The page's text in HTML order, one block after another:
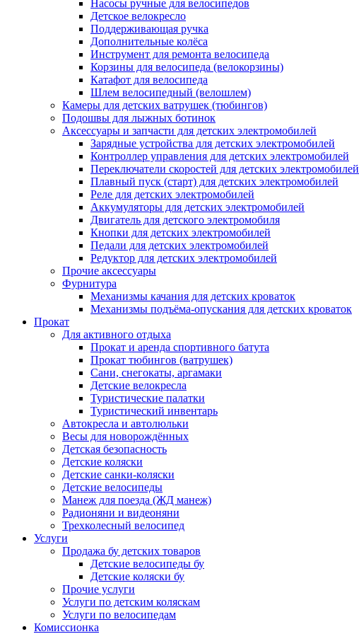
Насосы ручные для велосипедов
Детское велокресло
Поддерживающая ручка
Дополнительные колёса
Инструмент для ремонта велосипеда
Корзины для велосипеда (велокорзины)
Катафот для велосипеда
Шлем велосипедный (велошлем)
Камеры для детских ватрушек (тюбингов)
Подошвы для лыжных ботинок
Аксессуары и запчасти для детских электромобилей
Зарядные устройства для детских электромобилей
Контроллер управления для детских электромобилей
Переключатели скоростей для детских электромобилей
Плавный пуск (старт) для детских электромобилей
Реле для детских электромобилей
Аккумуляторы для детских электромобилей
Двигатель для детского электромобиля
Кнопки для детских электромобилей
Педали для детских электромобилей
Редуктор для детских электромобилей
Прочие аксессуары
Фурнитура
Механизмы качания для детских кроваток
Механизмы подъёма-опускания для детских кроваток
Прокат
Для активного отдыха
Прокат и аренда спортивного батута
Прокат тюбингов (ватрушек)
Сани, снегокаты, аргамаки
Детские велокресла
Туристические палатки
Туристический инвентарь
Автокресла и автолюльки
Весы для новорождённых
Детская безопасность
Детские коляски
Детские санки-коляски
Детские велосипеды
Манеж для поезда (ЖД манеж)
Радионяни и видеоняни
Трехколесный велосипед
Услуги
Продажа бу детских товаров
Детские велосипеды бу
Детские коляски бу
Прочие услуги
Услуги по детским коляскам
Услуги по велосипедам
Комиссионка